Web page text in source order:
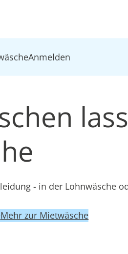
Anmelden
- in der Lohnwäsche
Mehr zur Mietwäsche